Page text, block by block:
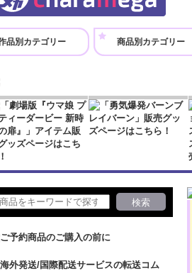
品別カテゴリー 商品別カテゴリー